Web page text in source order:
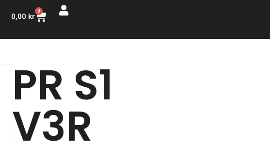
0,00 kr
0
PR S1
V3R